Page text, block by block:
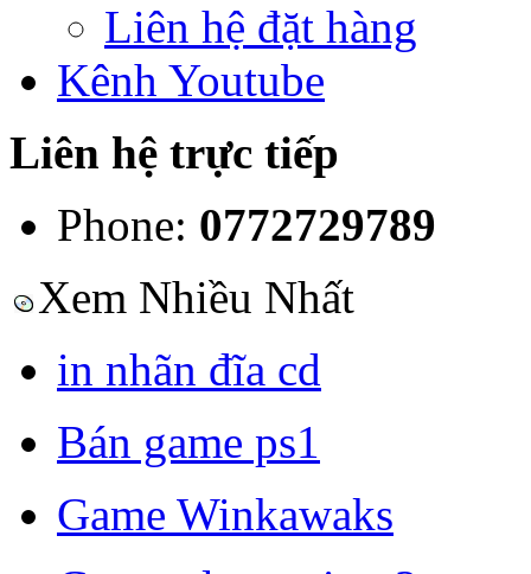
Liên hệ đặt hàng
Kênh Youtube
Liên hệ trực tiếp
Phone: 0772729789
Xem Nhiều Nhất
in nhãn đĩa cd
Bán game ps1
Game Winkawaks